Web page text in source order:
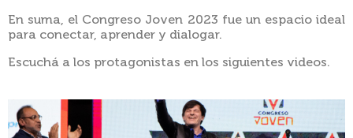
En suma, el Congreso Joven 2023 fue un espacio ideal
para conectar, aprender y dialogar.
Escuchá a los protagonistas en los siguientes videos.